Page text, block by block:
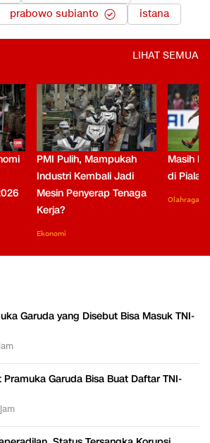
prabowo subianto istana
LIHAT SEMUA
PMI Pulih, Mampukah
Industri Kembali Jadi
Mesin Penyerap Tenaga
Kerja?
Ekonomi
Masih
di Piala
Olahraga
Garuda yang Disebut Bisa Masuk TNI-
Garuda Bisa Buat Daftar TNI-